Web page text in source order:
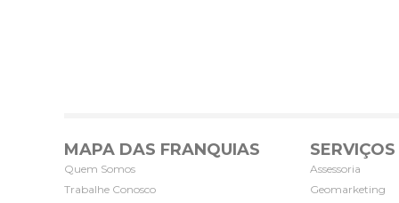
MAPA DAS FRANQUIAS
Quem Somos
Trabalhe Conosco
SERVIÇOS
Assessoria
Geomarketing